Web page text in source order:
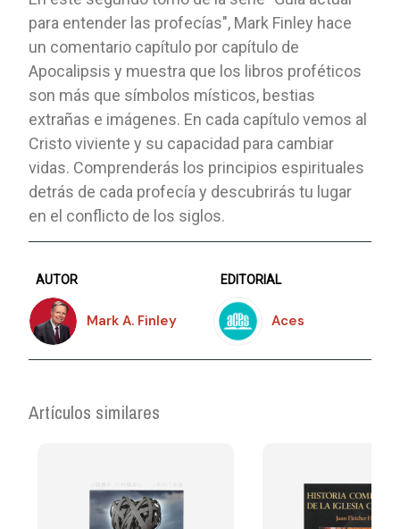
para entender las profecías", Mark Finley hace
un comentario capítulo por capítulo de
Apocalipsis y muestra que los libros proféticos
son más que símbolos místicos, bestias
extrañas e imágenes. En cada capítulo vemos al
Cristo viviente y su capacidad para cambiar
vidas. Comprenderás los principios espirituales
detrás de cada profecía y descubrirás tu lugar
en el conflicto de los siglos.
AUTOR
Mark A. Finley
EDITORIAL
Aces
Artículos similares